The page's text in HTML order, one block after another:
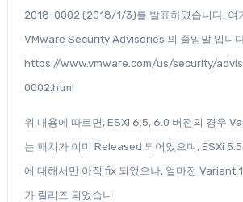
2018-0002 (2018/1/3)를 발표하였습니다. 여
VMware Security Advisories 의 줄임말 입니
https://www.vmware.com/us/security/
0002.html
위 내용에 따르면, ESXi 6.5, 6.0 버전의 경우
는 패치가 이미 Released 되어있으며, ESXi
에 대해서만 아직 fix 되었으나, 얼마전 Variant
가 릴리즈 되었습니